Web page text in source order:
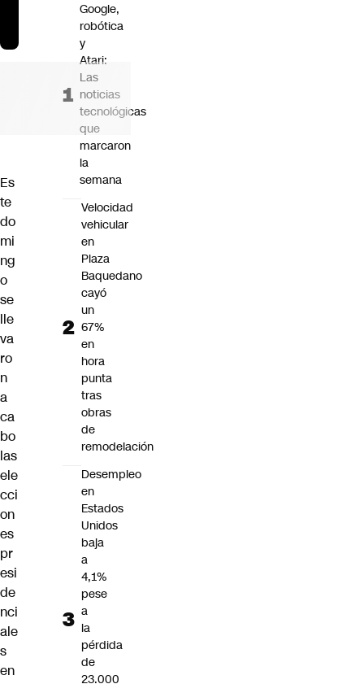
Es
te
do
mi
ng
o
se
lle
va
ro
n
a
ca
bo
las
ele
cci
on
es
pr
esi
de
nci
ale
s
en
Google,
robótica
y
Atari:
Las
noticias
tecnológicas
que
marcaron
la
semana
Velocidad
vehicular
en
Plaza
Baquedano
cayó
un
67%
en
hora
punta
tras
obras
de
remodelación
Desempleo
en
Estados
Unidos
baja
a
4,1%
pese
a
la
pérdida
de
23.000